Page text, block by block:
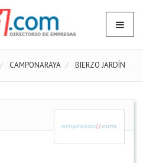
CAMPONARAYA BIERZO JARDÍN